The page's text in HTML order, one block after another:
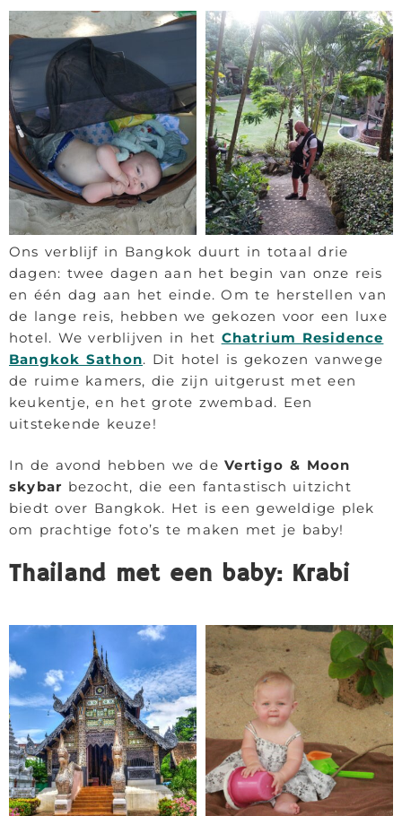
Ons verblijf in Bangkok duurt in totaal drie
dagen: twee dagen aan het begin van onze reis
en één dag aan het einde. Om te herstellen van
de lange reis, hebben we gekozen voor een luxe
hotel. We verblijven in het Chatrium Residence
Bangkok Sathon. Dit hotel is gekozen vanwege
de ruime kamers, die zijn uitgerust met een
keukentje, en het grote zwembad. Een
uitstekende keuze!
In de avond hebben we deVertigo & Moon
skybar bezocht, die een fantastisch uitzicht
biedt over Bangkok. Het is een geweldige plek
om prachtige foto’s te maken met je baby!
Thailand met een baby: Krabi